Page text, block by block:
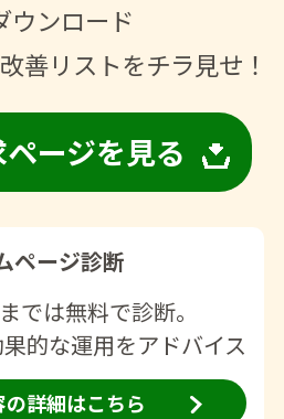
ウンロード
善リストをチラ見せ！
ージを見る
ページ診断
では無料で診断。
的な運用をアドバイス
詳細はこちら